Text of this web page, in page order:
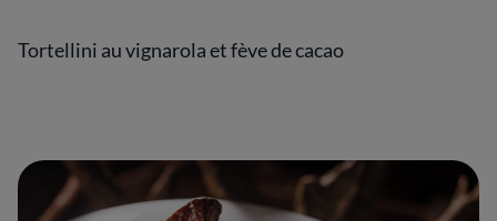
Tortellini au vignarola et fève de cacao